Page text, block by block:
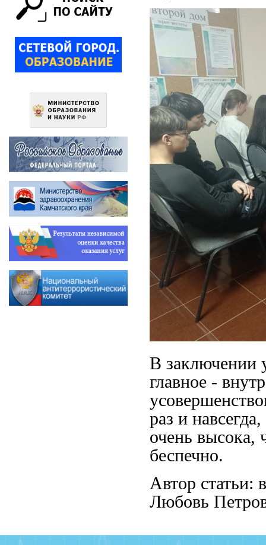
В заключении
главное -
раз и
очень высока,
беспечно.
Автор статьи:
Любовь